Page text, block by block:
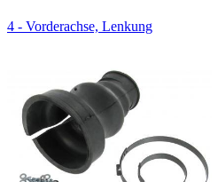
4 - Vorderachse, Lenkung